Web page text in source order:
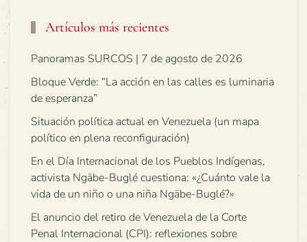
Artículos más recientes
Panoramas SURCOS | 7 de agosto de 2026
Bloque Verde: “La acción en las calles es luminaria
de esperanza”
Situación política actual en Venezuela (un mapa
político en plena reconfiguración)
En el Día Internacional de los Pueblos Indígenas,
activista Ngäbe-Buglé cuestiona: «¿Cuánto vale la
vida de un niño o una niña Ngäbe-Buglé?»
El anuncio del retiro de Venezuela de la Corte
Penal Internacional (CPI): reflexiones sobre